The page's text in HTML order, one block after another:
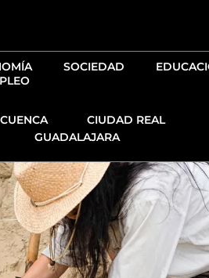
SOCIEDAD
CUENCA
CIUDAD REAL
GUADALAJARA